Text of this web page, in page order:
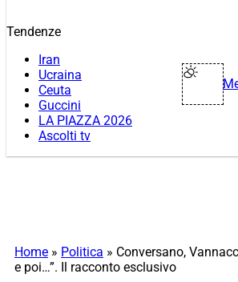
Tendenze
Iran
Ucraina
Ceuta
Guccini
LA PIAZZA 2026
Ascolti tv
Home » Politica » Conversano,
e poi…”. Il racconto esclusivo